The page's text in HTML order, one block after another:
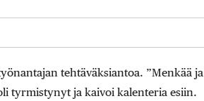
tehtäväksiantoa. ”Menkää ja
tyrmistynyt ja kaivoi kalenteria esiin.